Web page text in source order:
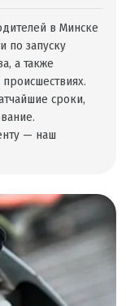
в Минске
по запуску
а также
сроки,
— наш